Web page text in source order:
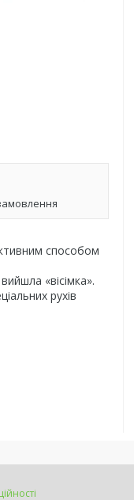
способом
«вісімка».
рухів